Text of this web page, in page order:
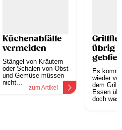
Küchenabfälle
vermeiden
Stängel von Kräutern
oder Schalen von Obst
und Gemüse müssen
nicht...
zum Artikel
übrig
Es
wieder
dem
Essen
doch was